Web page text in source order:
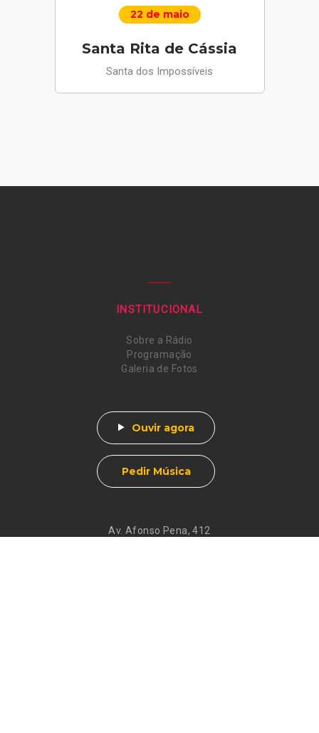
22 de maio
Santa Rita de Cássia
Santa dos Impossíveis
Av. Afonso Pena, 412
INSTITUCIONAL
Sobre a Rádio
Programação
Galeria de Fotos
Ouvir agora
Pedir Música